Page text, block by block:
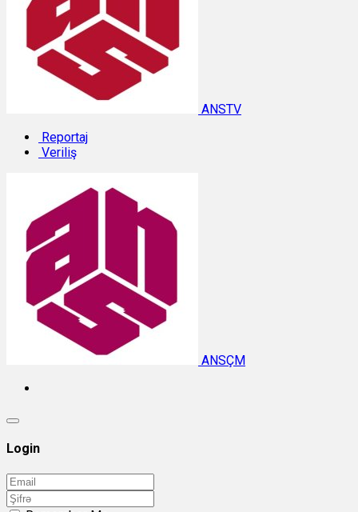
ANSTV
Reportaj
Veriliş
ANSÇM
Login